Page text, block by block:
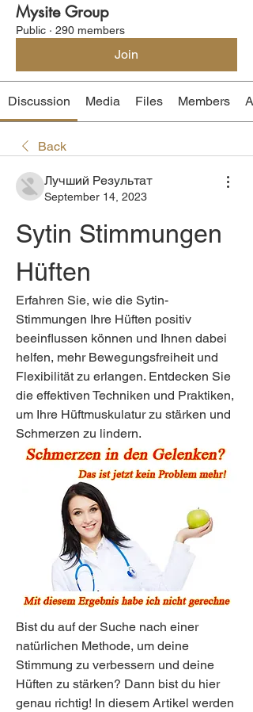
Mysite Group
Public · 290 members
Join
Discussion Media Files Members
Back
Лучший Результат
September 14, 2023
Sytin Stimmungen
Hüften
Erfahren Sie, wie die Sytin-
Stimmungen Ihre Hüften positiv
beeinflussen können und Ihnen dabei
helfen, mehr Bewegungsfreiheit und
Flexibilität zu erlangen. Entdecken Sie
die effektiven Techniken und Praktiken,
um Ihre Hüftmuskulatur zu stärken und
Schmerzen zu lindern.
Bist du auf der Suche nach einer
natürlichen Methode, um deine
Stimmung zu verbessern und deine
Hüften zu stärken? Dann bist du hier
genau richtig! In diesem Artikel werden